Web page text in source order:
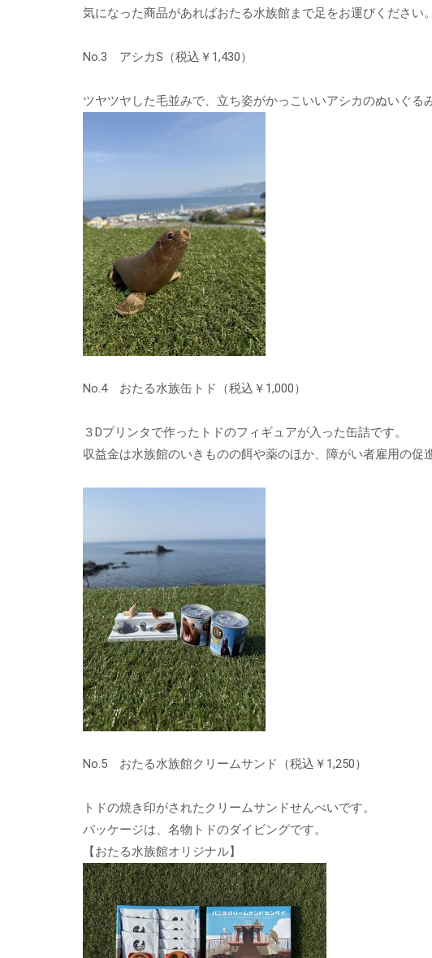
気になった商品があればおたる水族館まで足をお運びください。
No.3 アシカS（税込￥1,430）
ツヤツヤした毛並みで、立ち姿がかっこいいアシカのぬいぐる
No.4 おたる水族缶トド（税込￥1,000）
３Dプリンタで作ったトドのフィギュアが入った缶詰です。
収益金は水族館のいきものの餌や薬のほか、障がい者雇用の促
No.5 おたる水族館クリームサンド（税込￥1,250）
トドの焼き印がされたクリームサンドせんべいです。
パッケージは、名物トドのダイビングです。
【おたる水族館オリジナル】